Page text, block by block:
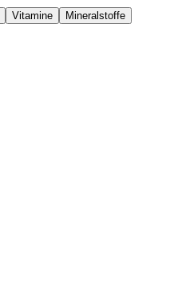
Vitamine Mineralstoffe